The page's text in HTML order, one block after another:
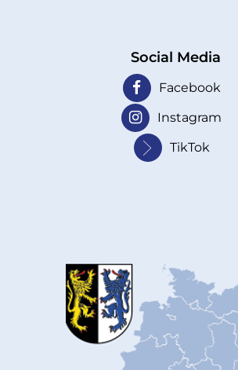
Social Media
Facebook
Instagram
TikTok